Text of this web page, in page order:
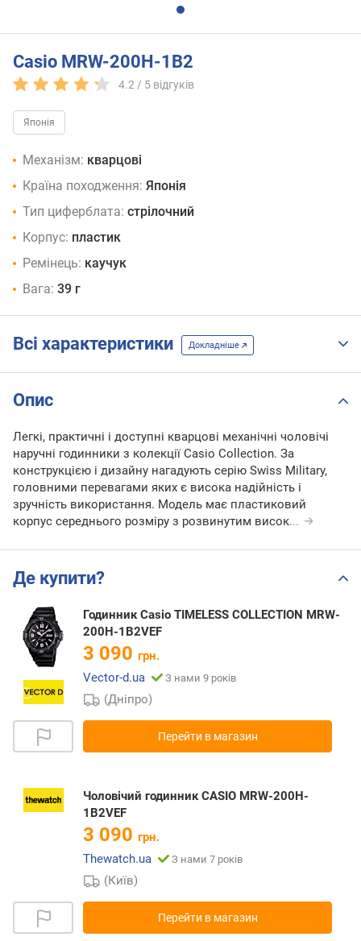
Casio MRW-200H-1B2
4.2 / 5 відгуків
Японія
Механізм: кварцові
Країна походження: Японія
Тип циферблата: стрілочний
Корпус: пластик
Ремінець: каучук
Вага: 39 г
Всі характеристики Докладніше
Опис
Легкі, практичні і доступні кварцові механічні чоловічі
наручні годинники з колекції Casio Collection. За
конструкцією і дизайну нагадують серію Swiss Military,
головними перевагами яких є висока надійність і
зручність використання. Модель має пластиковий
корпус середнього розміру з розвинутим висок...
Де купити?
Годинник Casio TIMELESS COLLECTION MRW-
200H-1B2VEF
3 090 грн.
Vector-d.ua
З нами 9 років
(Дніпро)
Перейти в магазин
Чоловічий годинник CASIO MRW-200H-
1B2VEF
3 090 грн.
Thewatch.ua
З нами 7 років
(Київ)
Перейти в магазин